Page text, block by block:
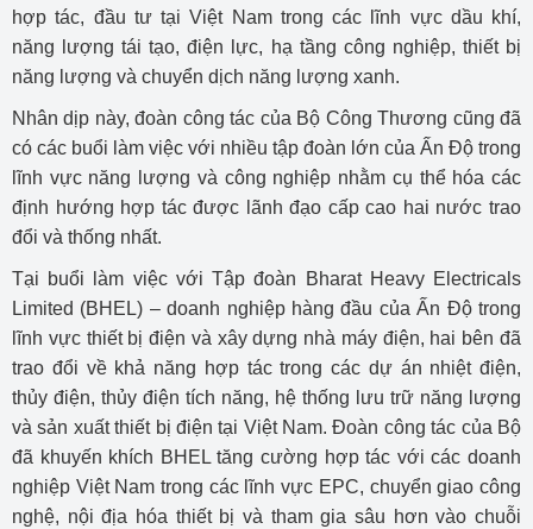
hợp tác, đầu tư tại Việt Nam trong các lĩnh vực dầu khí,
năng lượng tái tạo, điện lực, hạ tầng công nghiệp, thiết bị
năng lượng và chuyển dịch năng lượng xanh.
Nhân dịp này, đoàn công tác của Bộ Công Thương cũng đã
có các buổi làm việc với nhiều tập đoàn lớn của Ấn Độ trong
lĩnh vực năng lượng và công nghiệp nhằm cụ thể hóa các
định hướng hợp tác được lãnh đạo cấp cao hai nước trao
đổi và thống nhất.
Tại buổi làm việc với Tập đoàn Bharat Heavy Electricals
Limited (BHEL) – doanh nghiệp hàng đầu của Ấn Độ trong
lĩnh vực thiết bị điện và xây dựng nhà máy điện, hai bên đã
trao đổi về khả năng hợp tác trong các dự án nhiệt điện,
thủy điện, thủy điện tích năng, hệ thống lưu trữ năng lượng
và sản xuất thiết bị điện tại Việt Nam. Đoàn công tác của Bộ
đã khuyến khích BHEL tăng cường hợp tác với các doanh
nghiệp Việt Nam trong các lĩnh vực EPC, chuyển giao công
nghệ, nội địa hóa thiết bị và tham gia sâu hơn vào chuỗi